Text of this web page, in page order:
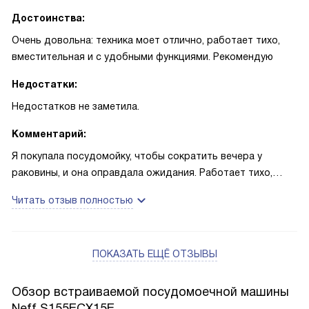
Достоинства:
Очень довольна: техника моет отлично, работает тихо,
вместительная и с удобными функциями. Рекомендую
Недостатки:
Недостатков не заметила.
Комментарий:
Я покупала посудомойку, чтобы сократить вечера у
раковины, и она оправдала ожидания. Работает тихо,
Вместимость на 14 комплектов действительно спасает:
привлекают лишнего внимания. TimeLight подсказывает,
шкафу.
Читать отзыв полностью
ПОКАЗАТЬ ЕЩЁ ОТЗЫВЫ
Обзор встраиваемой посудомоечной машины